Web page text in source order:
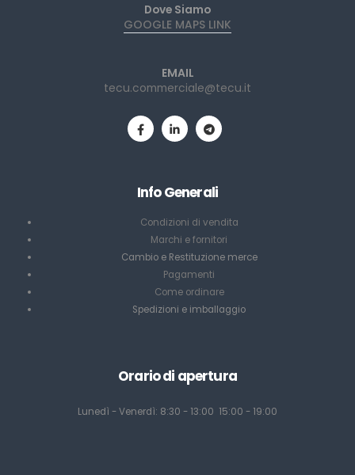
Dove Siamo
GOOGLE MAPS LINK
EMAIL
tecu.commerciale@tecu.it
Info Generali
Condizioni di vendita
Marchi e fornitori
Cambio e Restituzione merce
Pagamenti
Come ordinare
Spedizioni e imballaggio
Orario di apertura
Lunedì - Venerdì: 8:30 - 13:00 15:00 - 19:00